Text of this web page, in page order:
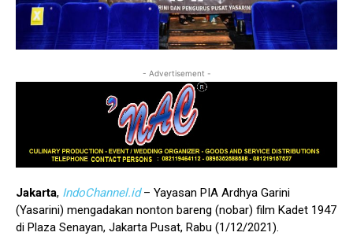
- Advertisement -
Jakarta, IndoChannel.id– Yayasan PIA Ardhya Garini
(Yasarini) mengadakan nonton bareng (nobar) film Kadet 1947
di Plaza Senayan, Jakarta Pusat, Rabu (1/12/2021).